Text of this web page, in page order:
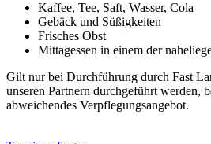
Kaffee, Tee, Saft, Wasser, Cola
Gebäck und Süßigkeiten
Frisches Obst
Mittagessen in einem der
Gilt nur bei Durchführung durch Fast
unseren Partnern durchgeführt werden,
abweichendes Verpflegungsangebot.